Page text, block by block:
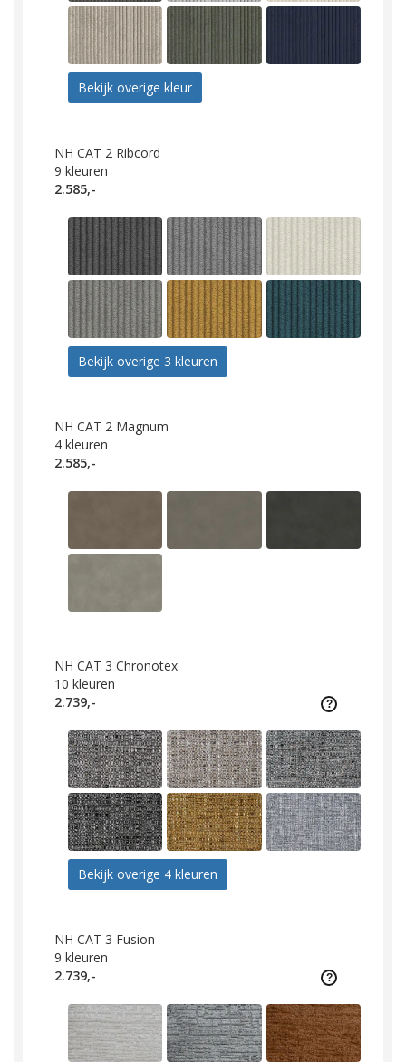
Bekijk overige kleur
NH CAT 2 Ribcord
9 kleuren
2.585,-
Bekijk overige 3 kleuren
NH CAT 2 Magnum
4 kleuren
2.585,-
NH CAT 3 Chronotex
10 kleuren
2.739,-
Bekijk overige 4 kleuren
NH CAT 3 Fusion
9 kleuren
2.739,-